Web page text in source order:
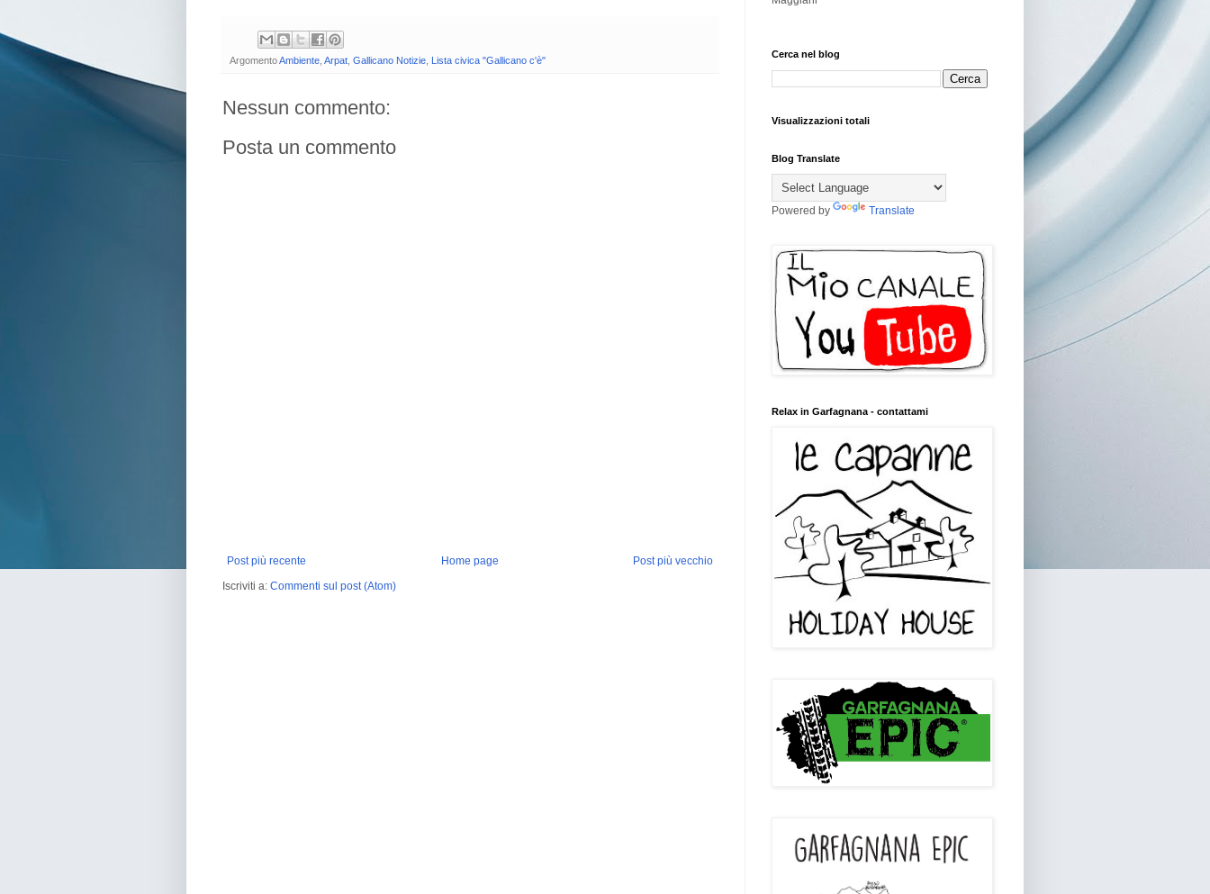
ArgomentoAmbiente Arpat Gallicano Notizie Lista civica "Gallicano c'è"
Nessun commento:
Posta un commento
Post più recente Post più vecchio
Home page
Iscriviti a: Commenti sul post (Atom)
Cerca nel blog
Visualizzazioni totali
Blog Translate
Powered by Translate
Relax in Garfagnana - contattami